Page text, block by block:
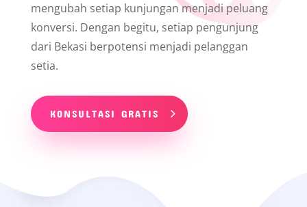
mengubah setiap kunjungan menjadi peluang
konversi. Dengan begitu, setiap pengunjung
dari Bekasi berpotensi menjadi pelanggan
setia.
KONSULTASI GRATIS